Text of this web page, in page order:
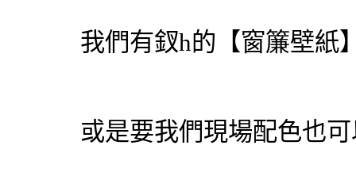
我們有釵h的【窗簾壁紙
或是要我們現場配色也